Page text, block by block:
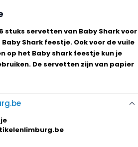
stuks servetten van Baby Shark voor
Shark feestje. Ook voor de vuile
op het Baby shark feestje kun je
De servetten zijn van papier